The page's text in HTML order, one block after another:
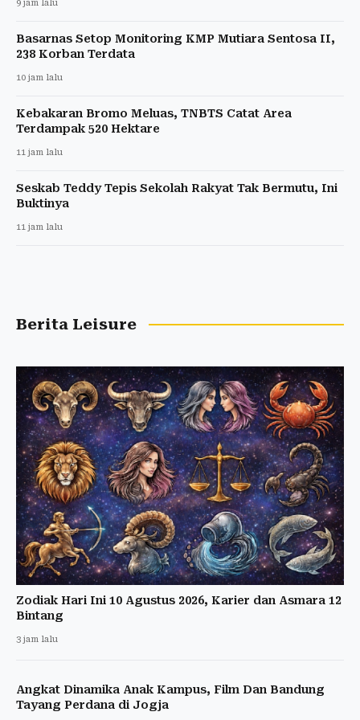
9 jam lalu
Basarnas Setop Monitoring KMP Mutiara Sentosa II,
238 Korban Terdata
10 jam lalu
Kebakaran Bromo Meluas, TNBTS Catat Area
Terdampak 520 Hektare
11 jam lalu
Seskab Teddy Tepis Sekolah Rakyat Tak Bermutu, Ini
Buktinya
11 jam lalu
Berita Leisure
Zodiak Hari Ini 10 Agustus 2026, Karier dan Asmara 12
Bintang
3 jam lalu
Angkat Dinamika Anak Kampus, Film Dan Bandung
Tayang Perdana di Jogja